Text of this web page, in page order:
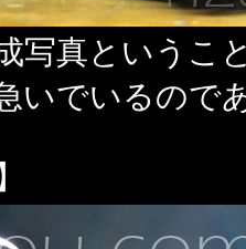
写真というこ
いでいるので